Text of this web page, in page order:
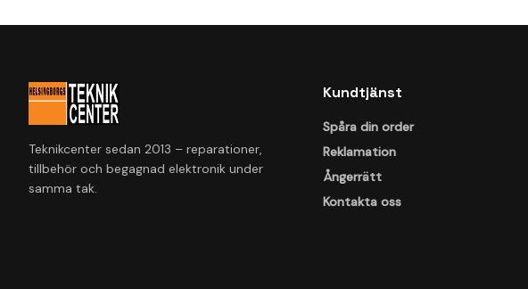
Teknikcenter sedan 2013 – reparationer,
tillbehör och begagnad elektronik under
samma tak.
Kundtjänst
Spåra din order
Reklamation
Ångerrätt
Kontakta oss